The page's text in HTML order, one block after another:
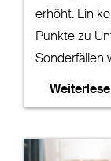
erhöht. Ein
Punkte zu
Sonderfällen